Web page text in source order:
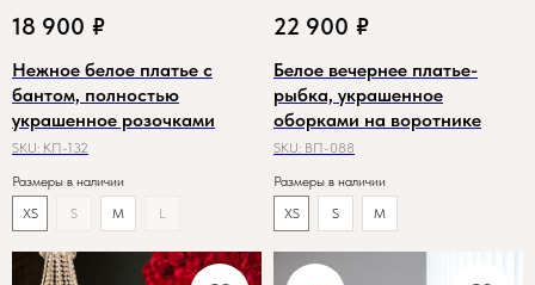
18 900 ₽
Нежное белое платье с
бантом, полностью
украшенное розочками
SKU: КП-132
Размеры в наличии
XS
S M L
22 900 ₽
Белое вечернее платье-
рыбка, украшенное
оборками на воротнике
SKU: ВП-088
Размеры в наличии
XS
S M